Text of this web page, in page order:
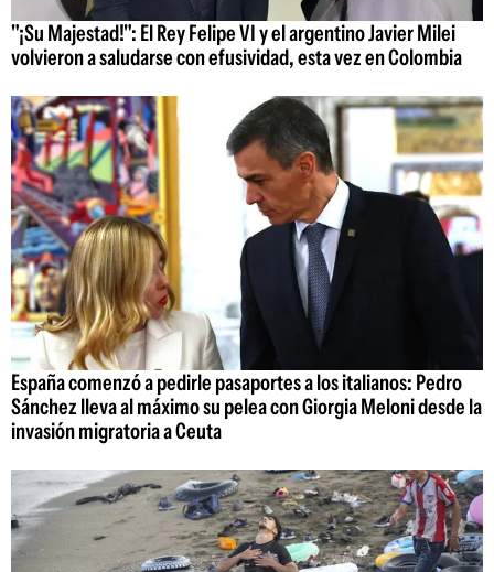
"¡Su Majestad!": El Rey Felipe VI y el argentino Javier Milei
volvieron a saludarse con efusividad, esta vez en Colombia
España comenzó a pedirle pasaportes a los italianos: Pedro
Sánchez lleva al máximo su pelea con Giorgia Meloni desde la
invasión migratoria a Ceuta